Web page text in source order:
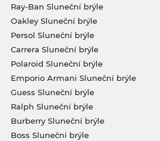
Ray-Ban Sluneční brýle
Oakley Sluneční brýle
Persol Sluneční brýle
Carrera Sluneční brýle
Polaroid Sluneční brýle
Emporio Armani Sluneční brýle
Guess Sluneční brýle
Ralph Sluneční brýle
Burberry Sluneční brýle
Boss Sluneční brýle